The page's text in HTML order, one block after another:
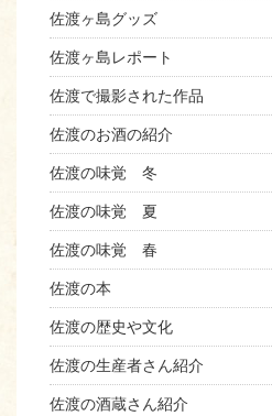
佐渡ヶ島グッズ
佐渡ヶ島レポート
佐渡で撮影された作品
佐渡のお酒の紹介
佐渡の味覚 冬
佐渡の味覚 夏
佐渡の味覚 春
佐渡の本
佐渡の歴史や文化
佐渡の生産者さん紹介
佐渡の酒蔵さん紹介